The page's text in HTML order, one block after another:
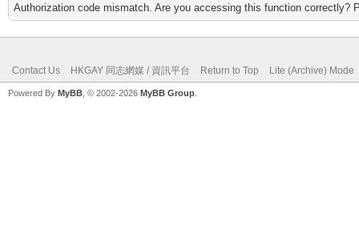
Authorization code mismatch. Are you accessing this function correctly?
Contact Us HKGAY 同志網媒 / 資訊平台 Return to Top Lite (Archive) Mode
Powered By MyBB , © 2002-2026 MyBB Group